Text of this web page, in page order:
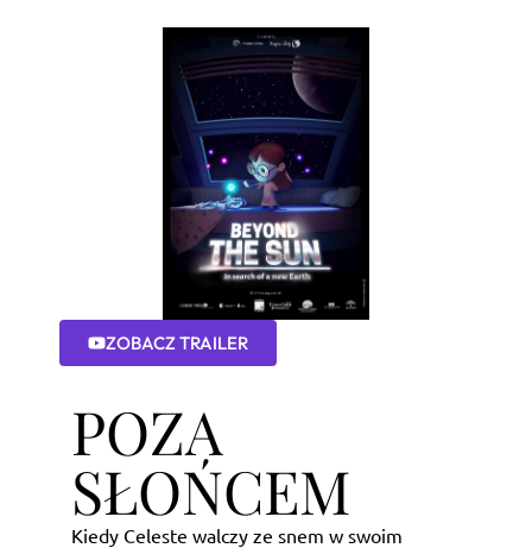
ZOBACZ TRAILER
POZA
SŁOŃCEM
Kiedy Celeste walczy ze snem w swoim